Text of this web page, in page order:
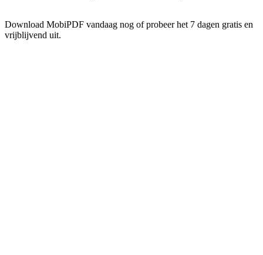
Download MobiPDF vandaag nog of probeer het 7 dagen gratis en
vrijblijvend uit.